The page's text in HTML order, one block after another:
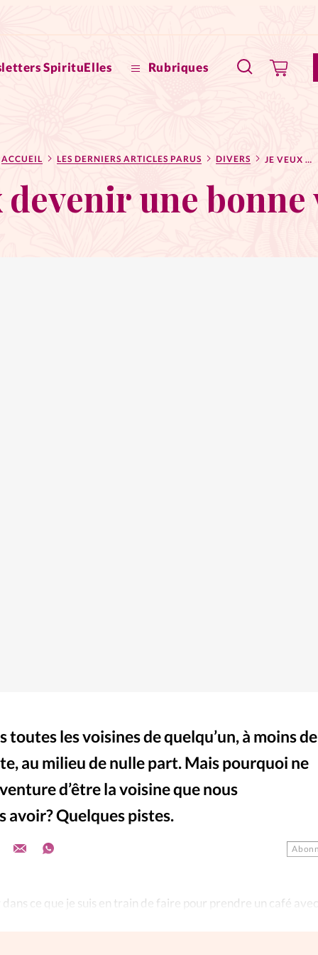
SpirituElles Rubriques
Bible
La
ACCUEIL LES DERNIERS ARTICLES PARUS DIVERS JE VEUX DEVENIR UNE BONNE VOISINE
devenir une
toutes les voisines de quelqu’un, à moins de
au milieu de nulle part. Mais pourquoi ne
d’être la voisine que nous
avoir? Quelques pistes.
dans ce que je suis en train de faire pour prendre un café avec